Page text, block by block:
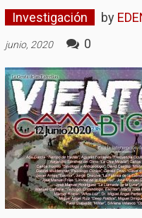
Investigación by
junio, 2020 0